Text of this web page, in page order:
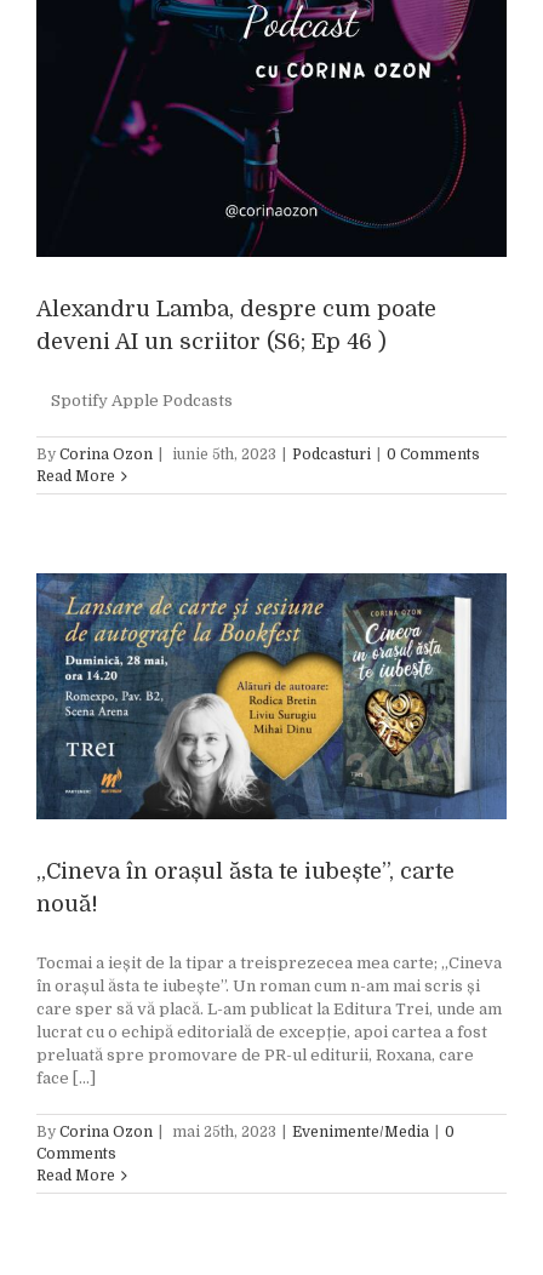
Alexandru Lamba, despre cum poate
deveni AI un scriitor (S6; Ep 46 )
Spotify Apple Podcasts
By Corina Ozon iunie 5th, 2023 Podcasturi
0 Comments
Read More
„Cineva în orașul ăsta te iubește”, carte
nouă!
Tocmai a ieșit de la tipar a treisprezecea mea carte; „Cineva
în orașul ăsta te iubește”. Un roman cum n-am mai scris și
care sper să vă placă. L-am publicat la Editura Trei, unde am
lucrat cu o echipă editorială de excepție, apoi cartea a fost
preluată spre promovare de PR-ul editurii, Roxana, care
face [...]
By Corina Ozon mai 25th, 2023 Evenimente/Media
0
Comments
Read More